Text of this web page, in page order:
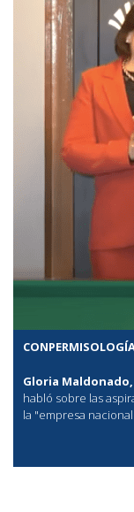
Gloria
habló sobre las
la "empresa